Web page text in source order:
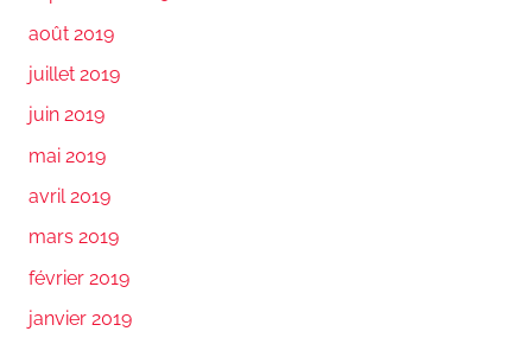
août 2019
juillet 2019
juin 2019
mai 2019
avril 2019
mars 2019
février 2019
janvier 2019